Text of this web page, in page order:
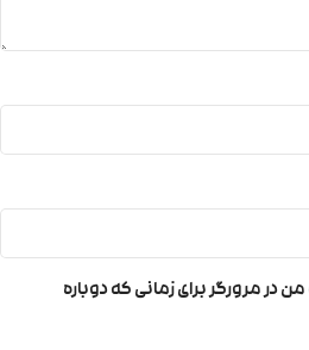
در مرورگر برای زمانی که دوباره